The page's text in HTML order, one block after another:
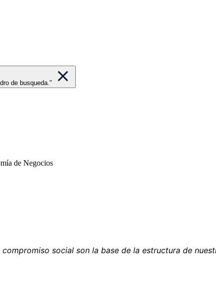
de busqueda."
de Negocios
social son la base de la estructura de